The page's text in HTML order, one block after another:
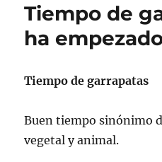
Tiempo de
ha
Tiempo de garrapatas
Buen tiempo sinónimo
vegetal y animal.